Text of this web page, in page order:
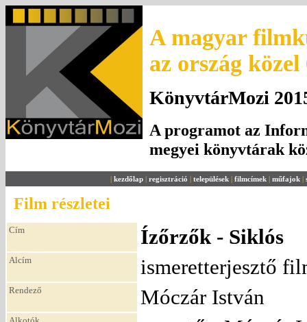
A magyar
az ország
KönyvtárMozi
A programot az
megyei könyvtárak
| kezdőlap | regisztráció | települések | filmcímek | műfajok |
Film részletei
Cím Ízőrzők - Siklós
Alcím ismeretterjesztő
Rendező Móczár István